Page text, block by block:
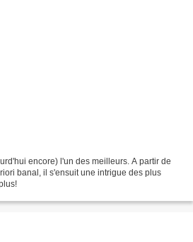
encore) l'un des meilleurs. A partir de
banal, il s'ensuit une intrigue des plus